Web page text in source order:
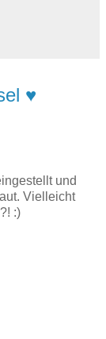
♥
und
Vielleicht
:)